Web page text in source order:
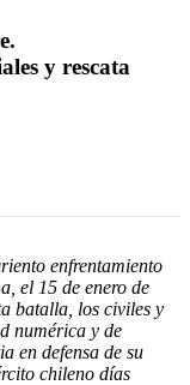
y rescata
enfrentamiento
el 15 de enero de
batalla, los civiles y
numérica y de
en defensa de su
chileno días